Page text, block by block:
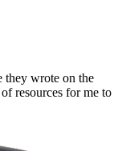
they wrote on the
resources for me to